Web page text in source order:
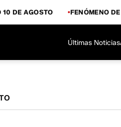
10 DE AGOSTO FENÓMENO
Últimas Noticias